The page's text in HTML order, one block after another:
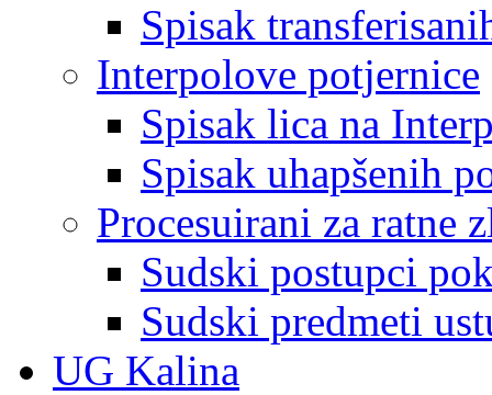
Spisak
Interpolove potjernice
Spisak lica na
Spisak uhapšenih
Procesuirani za ratne
Sudski postupci
Sudski predmeti
UG Kalina